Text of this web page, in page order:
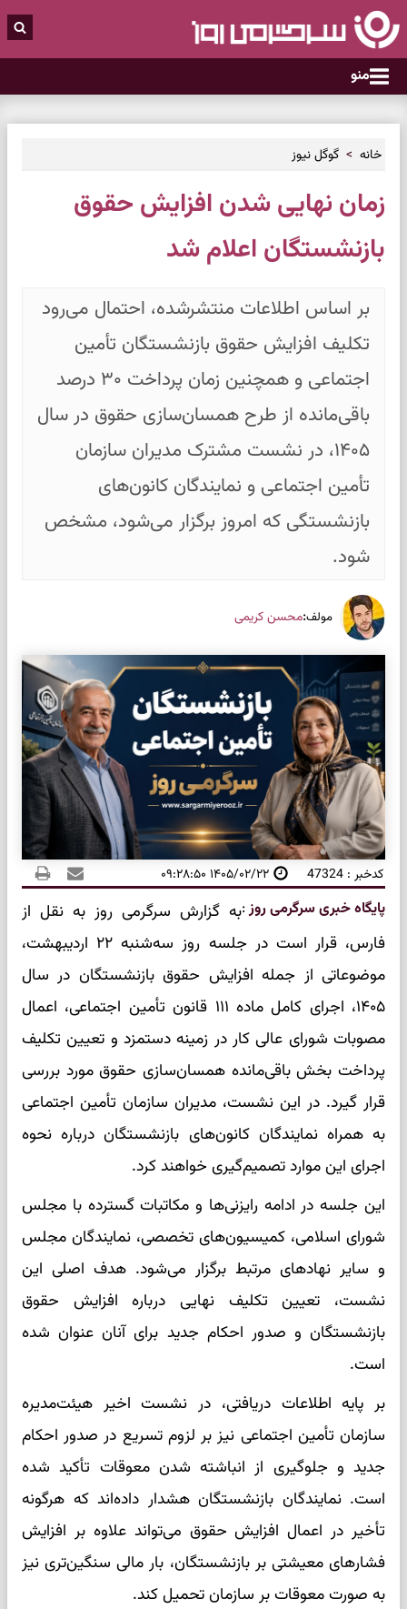
منو
خانه گوگل نیوز
زمان نهایی شدن افزایش حقوق
بازنشستگان اعلام شد
بر اساس اطلاعات منتشرشده، احتمال می‌رود
تکلیف افزایش حقوق بازنشستگان تأمین
اجتماعی و همچنین زمان پرداخت ۳۰ درصد
باقی‌مانده از طرح همسان‌سازی حقوق در سال
۱۴۰۵، در نشست مشترک مدیران سازمان
تأمین اجتماعی و نمایندگان کانون‌های
بازنشستگی که امروز برگزار می‌شود، مشخص
شود.
مولف:محسن کریمی
کدخبر : 47324 ۱۴۰۵/۰۲/۲۲ ۰۹:۲۸:۵۰
پایگاه خبری سرگرمی روز:به گزارش سرگرمی روز به نقل از
فارس، قرار است در جلسه روز سه‌شنبه ۲۲ اردیبهشت،
موضوعاتی از جمله افزایش حقوق بازنشستگان در سال
۱۴۰۵، اجرای کامل ماده ۱۱۱ قانون تأمین اجتماعی، اعمال
مصوبات شورای عالی کار در زمینه دستمزد و تعیین تکلیف
پرداخت بخش باقی‌مانده همسان‌سازی حقوق مورد بررسی
قرار گیرد. در این نشست، مدیران سازمان تأمین اجتماعی
به همراه نمایندگان کانون‌های بازنشستگان درباره نحوه
اجرای این موارد تصمیم‌گیری خواهند کرد.
این جلسه در ادامه رایزنی‌ها و مکاتبات گسترده با مجلس
شورای اسلامی، کمیسیون‌های تخصصی، نمایندگان مجلس
و سایر نهادهای مرتبط برگزار می‌شود. هدف اصلی این
نشست، تعیین تکلیف نهایی درباره افزایش حقوق
بازنشستگان و صدور احکام جدید برای آنان عنوان شده
است.
بر پایه اطلاعات دریافتی، در نشست اخیر هیئت‌مدیره
سازمان تأمین اجتماعی نیز بر لزوم تسریع در صدور احکام
جدید و جلوگیری از انباشته شدن معوقات تأکید شده
است. نمایندگان بازنشستگان هشدار داده‌اند که هرگونه
تأخیر در اعمال افزایش حقوق می‌تواند علاوه بر افزایش
فشارهای معیشتی بر بازنشستگان، بار مالی سنگین‌تری نیز
به صورت معوقات بر سازمان تحمیل کند.